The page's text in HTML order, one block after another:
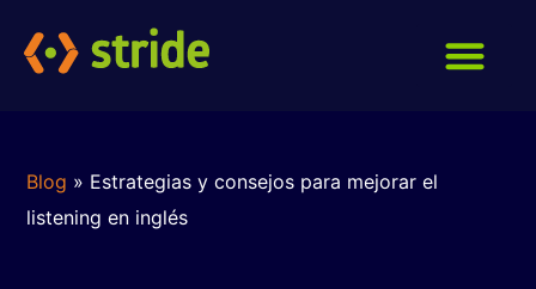
Blog » Estrategias y consejos para mejorar el
listening en inglés